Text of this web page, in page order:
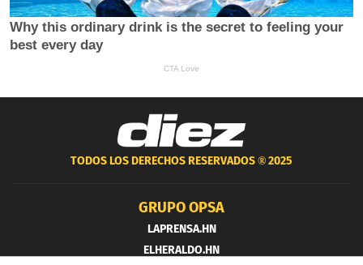
TODOS LOS DERECHOS RESERVADOS ®2025
GRUPO OPSA
LAPRENSA.HN
ELHERALDO.HN